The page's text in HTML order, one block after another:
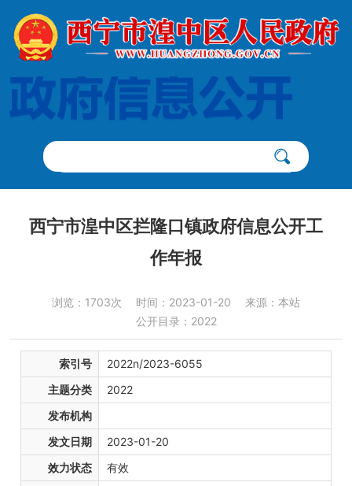
西宁市湟中区拦隆口镇政府信息公开工
作年报
浏览：1703次 时间：2023-01-20
来源：本站
公开目录：2022
索引号
2022n/2023-6055
主题分类
2022
发布机构
发文日期
2023-01-20
效力状态
有效